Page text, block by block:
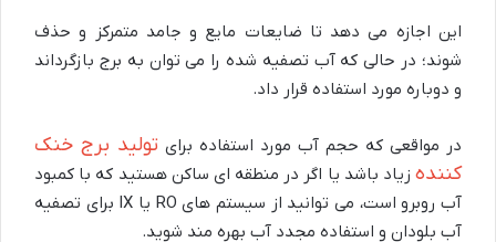
این اجازه می دهد تا ضایعات مایع و جامد متمرکز و حذف
شوند؛ در حالی که آب تصفیه شده را می توان به برج بازگرداند
و دوباره مورد استفاده قرار داد.
در مواقعی که حجم آب مورد استفاده برای تولید برج خنک
کننده زیاد باشد یا اگر در منطقه ای ساکن هستید که با کمبود
آب روبرو است، می توانید از سیستم های RO یا IX برای تصفیه
آب بلودان و استفاده مجدد آب بهره مند شوید.